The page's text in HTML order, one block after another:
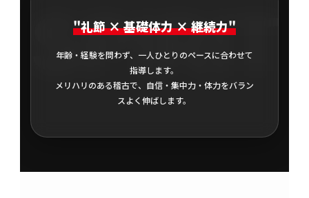
SPIRIT
"礼節 × 基礎体力 × 継続力"
年齢・経験を問わず、一人ひとりのペースに合わせて
指導します。
メリハリのある稽古で、自信・集中力・体力をバラン
スよく伸ばします。